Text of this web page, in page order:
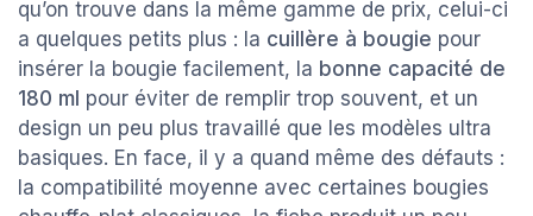
qu’on trouve dans la même gamme de prix, celui-ci
a quelques petits plus : la cuillère à bougie pour
insérer la bougie facilement, la bonne capacité de
180 ml pour éviter de remplir trop souvent, et un
design un peu plus travaillé que les modèles ultra
basiques. En face, il y a quand même des défauts :
la compatibilité moyenne avec certaines bougies